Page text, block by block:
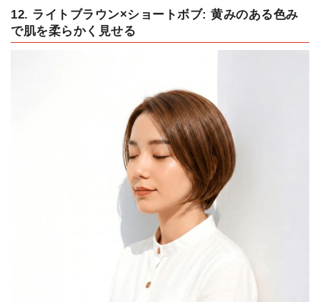
12. ライトブラウン×ショートボブ: 黄みのある色み
で肌を柔らかく見せる